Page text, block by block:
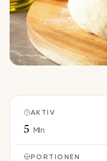
AKTIV
5 Min
PORTIONEN